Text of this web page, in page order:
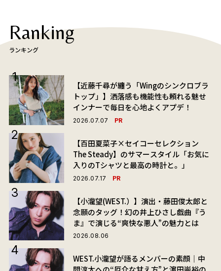
Ranking
ランキング
【近藤千尋が纏う「Wingのシンクロブラ
トップ」】洒落感も機能性も頼れる魅せ
インナーで毎日を心地よくアプデ！
2026.07.07 PR
【百田夏菜子×セイコーセレクション
The Steady】のサマースタイル「お気に
入りのTシャツと最高の時計と。」
2026.07.17 PR
【小瀧望(WEST.）】演出・藤田俊太郎と
念願のタッグ！幻の井上ひさし戯曲『う
ま』で演じる“爽快な悪人”の魅力とは
2026.08.06
WEST.小瀧望が語るメンバーの素顔｜中